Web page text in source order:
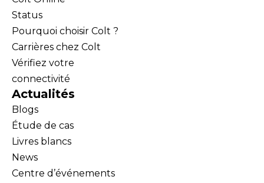
Status
Pourquoi choisir Colt ?
Carrières chez Colt
Vérifiez votre
connectivité
Actualités
Blogs
Étude de cas
Livres blancs
News
Centre d’événements